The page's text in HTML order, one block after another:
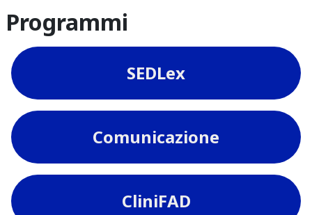
Programmi
SEDLex
Comunicazione
CliniFAD